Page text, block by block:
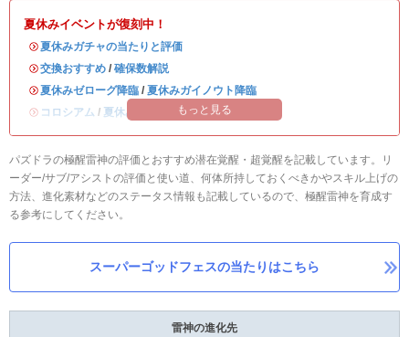
夏休みイベントが復刻中！
・夏休みガチャの当たりと評価
・交換おすすめ / 確保数解説
・夏休みゼローグ降臨 / 夏休みガイノウト降臨
・ コロシアム / 夏休みワンタッチもっと見る
パズドラの極醒雷神の評価とおすすめ潜在覚醒・超覚醒を記載しています。リ
ーダー/サブ/アシストの評価と使い道、何体所持しておくべきかやスキル上げの
方法、進化素材などのステータス情報も記載しているので、極醒雷神を育成す
る参考にしてください。
スーパーゴッドフェスの当たりはこちら
雷神の進化先